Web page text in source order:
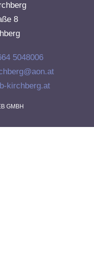
8
5048006
kirchberg.at
GMBH